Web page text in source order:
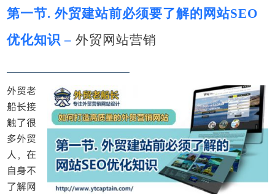
第一节. 外贸建站前必须要了解的网站SEO
优化知识 –外贸网站营销
外贸老
船长接
触了很
多外贸
人，在
自身不
了解网